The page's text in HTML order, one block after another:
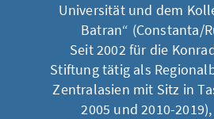
Universität und dem
Batran“ (Constanta/
Seit 2002 für die
Stiftung tätig als
Zentralasien mit Sitz in
2005 und 2010-